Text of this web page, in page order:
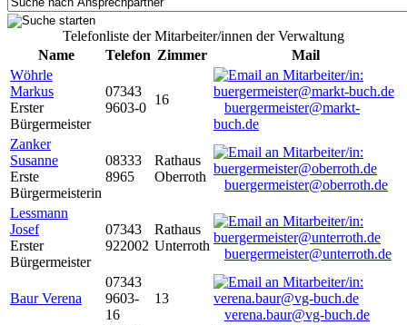
Telefonliste der Mitarbeiter/innen der Verwaltung
Name
Telefon Zimmer
Mail
Wöhrle
Markus
Erster
Bürgermeister
07343
9603-0
16
buergermeister@markt-
buch.de
Zanker
Susanne
Erste
Bürgermeisterin
08333
8965
Rathaus
Oberroth
buergermeister@oberroth.de
Lessmann
Josef
Erster
Bürgermeister
07343
922002
Rathaus
Unterroth
buergermeister@unterroth.de
Baur Verena
07343
9603-
16
13
verena.baur@vg-buch.de